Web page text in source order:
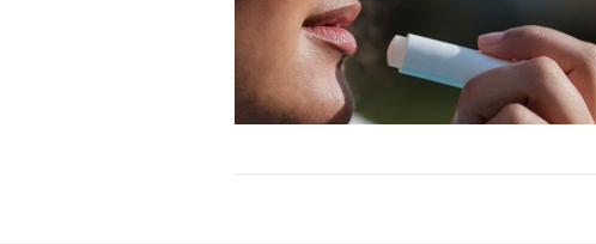
Ut mollis pellentesque tortor
Nullam eu erat condimentum
Donec quis est ac felis
Orci varius natoque dolor